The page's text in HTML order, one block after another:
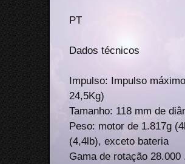
PT
Dados técnicos
Impulso: Impulso
24,5Kg)
Tamanho: 118 mm de
Peso: motor de 1.817g
(4,4lb), exceto bateria
Gama de rotação 28.000